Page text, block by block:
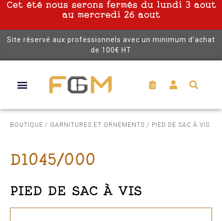
Cet été nous serons fermés du lundi 3 aout
au mercredi 26 aout
Site réservé aux professionnels avec un minimum d’achat
de 100€ HT
BOUTIQUE / GARNITURES ET ORNEMENTS / PIED DE SAC À VIS
D1045/000
PIED DE SAC À VIS